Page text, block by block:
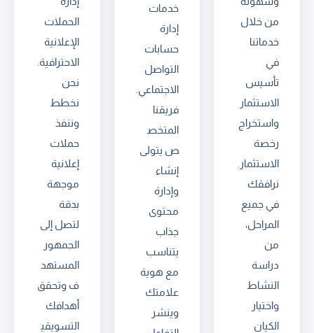
من خلال
خدماتنا
في
تأسيس
الاستثمار
واستخراج
رخصة
الاستثمار.
نرافقك
في جميع
المراحل،
من
دراسة
النشاط
واختيار
الكيان
خدمات
إدارة
حسابات
التواصل
الاجتماعي.
فريقنا
المتخص
ص يتولى
إنشاء
وإدارة
محتوى
جذاب
يتناسب
مع هوية
علامتك
وينشر
الحملات
الإعلانية
الاحترافية.
نحن
نخطط
وننفذ
حملات
إعلانية
موجهة
بدقة
لتصل إلى
الجمهور
المستهد
ف وتحقق
أهدافك
التسويقي